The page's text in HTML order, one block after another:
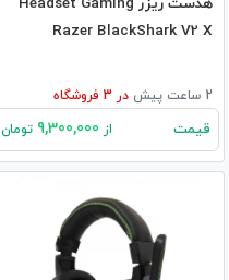
Razer BlackShark V2 X
2 ساعت پیش در فروشگاه
قیمت از تومان